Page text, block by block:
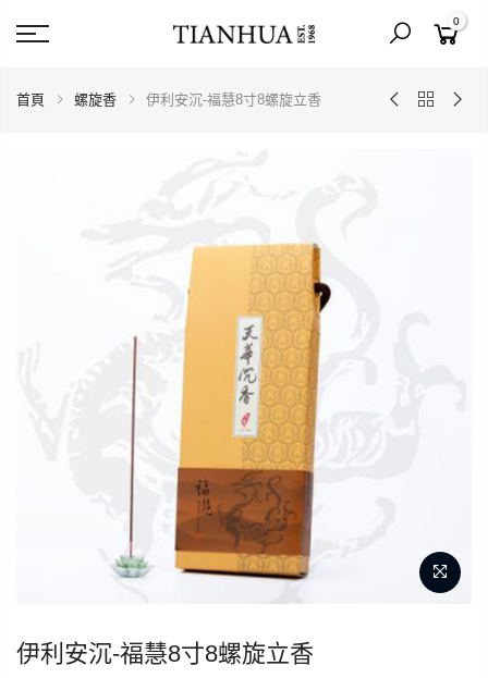
0
首頁 螺旋香 伊利安沉-福慧8寸8螺旋立香
伊利安沉-福慧8寸8螺旋立香